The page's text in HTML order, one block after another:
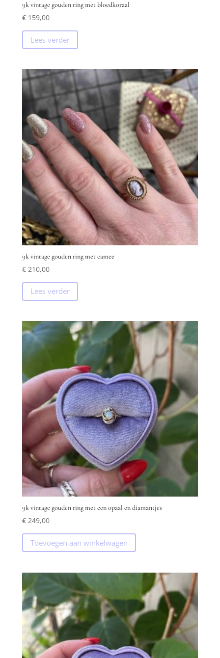
9k vintage gouden ring met bloedkoraal
€159,00
Lees verder
9k vintage gouden ring met camee
€210,00
Lees verder
9k vintage gouden ring met een opaal en diamantjes
€249,00
Toevoegen aan winkelwagen